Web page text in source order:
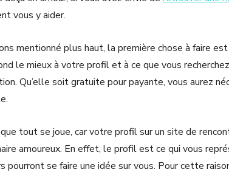
vous y aider.
mentionné plus haut, la première chose à faire
le mieux à votre profil et à ce que vous
Qu’elle soit gratuite pour payante, vous aurez
que tout se joue, car votre profil sur un site de
amoureux. En effet, le profil est ce qui vous
pourront se faire une idée sur vous. Pour cette